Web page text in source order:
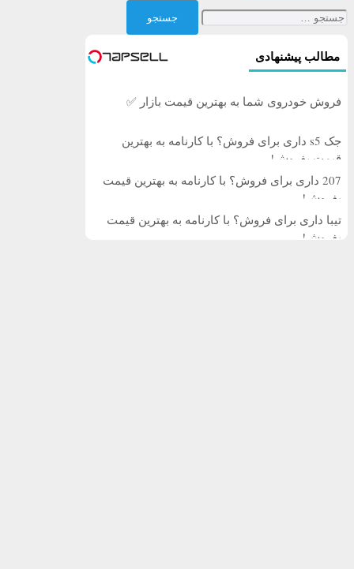
جستجو
برای:
مطالب پیشنهادی
فروش خودروی شما به بهترین قیمت بازار ✅
جک s5 داری برای فروش؟ با کارنامه به بهترین
قیمت بفروش!
207 داری برای فروش؟ با کارنامه به بهترین قیمت
بفروش!
تیبا داری برای فروش؟ با کارنامه به بهترین قیمت
بفروش!